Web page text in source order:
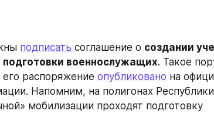
подписать соглашение о создании
военнослужащих. Такое
распоряжение опубликовано на
Напомним, на полигонах
мобилизации проходят подготовку